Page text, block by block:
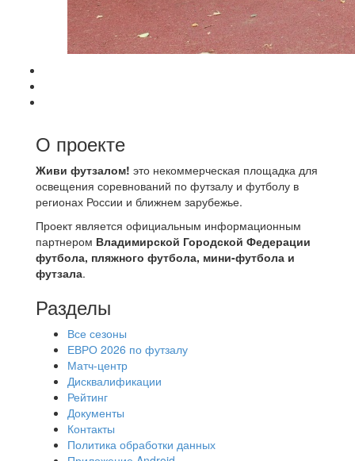
О проекте
Живи футзалом! это некоммерческая площадка для
освещения соревнований по футзалу и футболу в
регионах России и ближнем зарубежье.
Проект является официальным информационным
партнером Владимирской Городской Федерации
футбола, пляжного футбола, мини-футбола и
футзала.
Разделы
Все сезоны
ЕВРО 2026 по футзалу
Матч-центр
Дисквалификации
Рейтинг
Документы
Контакты
Политика обработки данных